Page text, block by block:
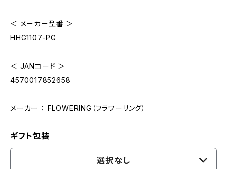
＜ メーカー型番 ＞
HHG1107-PG
＜ JANコード ＞
4570017852658
メーカー ： FLOWERING（フラワーリング）
ギフト包装
選択なし